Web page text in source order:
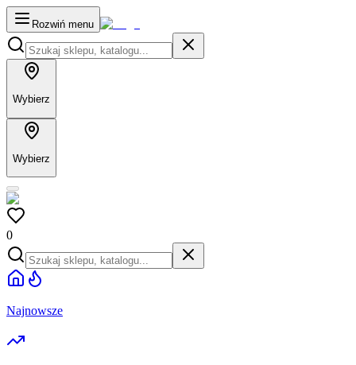
Rozwiń menu
Wybierz
Wybierz
0
Najnowsze